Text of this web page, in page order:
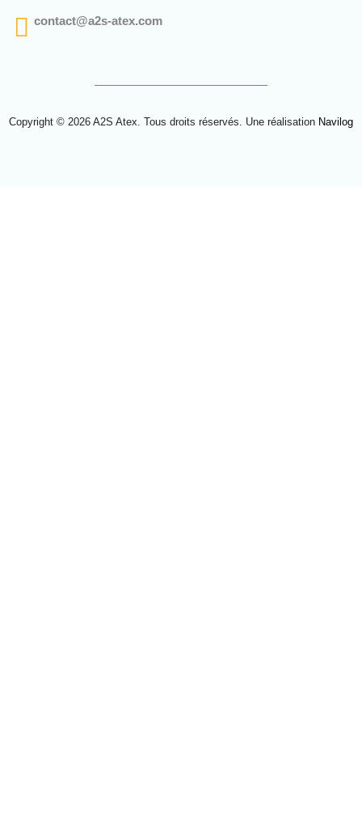
contact@a2s-atex.com
Copyright © 2026 A2S Atex. Tous droits réservés. Une réalisation Navilog